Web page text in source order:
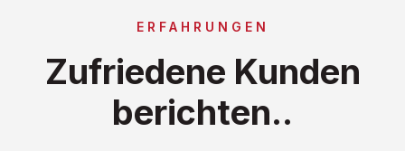
ERFAHRUNGEN
Zufriedene Kunden
berichten..